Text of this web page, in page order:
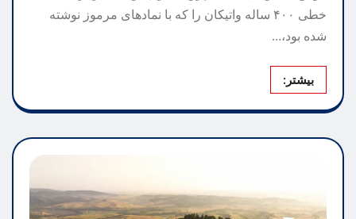
خطی ۴۰۰ ساله واتیکان را که با نمادهای مرموز نوشته
شده بود،…
بیشتر: